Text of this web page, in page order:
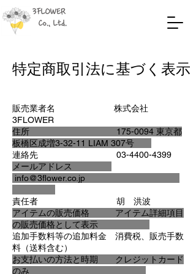
3FLOWER
Co., Ltd.
特定商取引法に基づく表示
販売業者名 株式会社
3FLOWER
住所 175-0094 東京都
板橋区成増3-32-11 LIAM 307号
連絡先
03-4400-4399
メールアドレス
info@3flower.co.jp
責任者 胡 洪波
アイテムの販売価格 アイテム詳細項目
の販売価格として表示
追加手数料等の追加料金 消費税、販売手数
料（送料含む）
お支払いの方法と時期 クレジットカード
のみ